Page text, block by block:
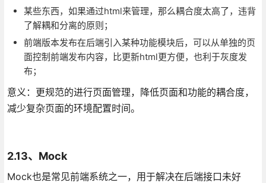
某些东西，如果通过html来管理，那么耦合度太高了，违背
了解耦和分离的原则；
前端版本发布在后端引入某种功能模块后，可以从单独的页
面控制前端发布内容，比更新html更方便，也利于灰度发
布；
意义：更规范的进行页面管理，降低页面和功能的耦合度，
减少复杂页面的环境配置时间。
2.13、Mock
Mock也是常见前端系统之一，用于解决在后端接口未好